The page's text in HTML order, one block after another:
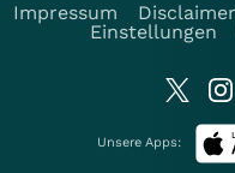
Impressum
Disclaimer
Einstellungen
Unsere Apps: